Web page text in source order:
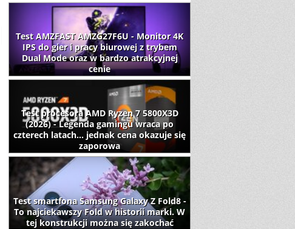
Test AMZFAST AMZG27F6U - Monitor 4K
IPS do gier i pracy biurowej z trybem
Dual Mode oraz w bardzo atrakcyjnej
cenie
Test procesora AMD Ryzen 7 5800X3D
(2026) - Legenda gamingu wraca po
czterech latach... jednak cena okazuje się
zaporowa
Test smartfona Samsung Galaxy Z Fold8 -
To najciekawszy Fold w historii marki. W
tej konstrukcji można się zakochać